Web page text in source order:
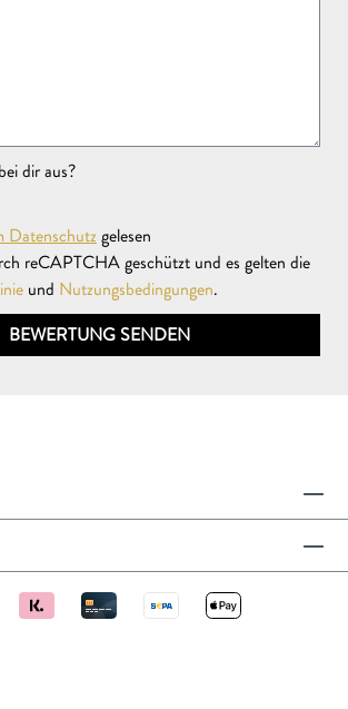
dir aus?
Datenschutz gelesen
reCAPTCHA geschützt und es gelten die
und Nutzungsbedingungen.
BEWERTUNG SENDEN